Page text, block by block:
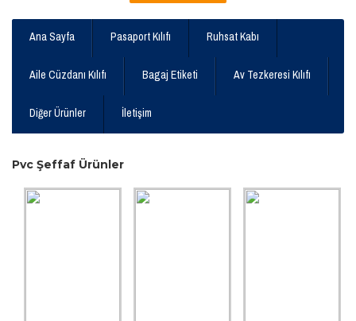
Ana Sayfa Pasaport Kılıfı Ruhsat Kabı
Aile Cüzdanı Kılıfı Bagaj Etiketi Av Tezkeresi Kılıfı
Diğer Ürünler İletişim
Pvc Şeffaf Ürünler